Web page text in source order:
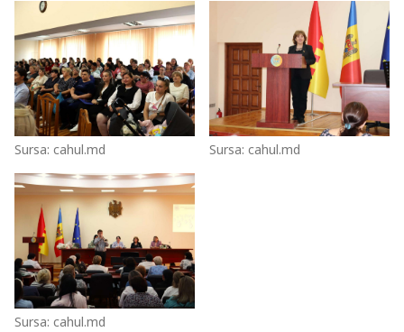
Sursa: cahul.md Sursa: cahul.md
Sursa: cahul.md